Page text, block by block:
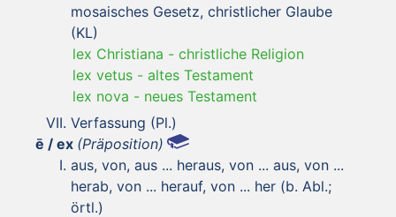
mosaisches Gesetz, christlicher Glaube
(KL)
lex Christiana - christliche Religion
lex vetus - altes Testament
lex nova - neues Testament
Verfassung (Pl.)
ē / ex (Präposition)
aus, von, aus ... heraus, von ... aus, von ...
herab, von ... herauf, von ... her (b. Abl.;
örtl.)